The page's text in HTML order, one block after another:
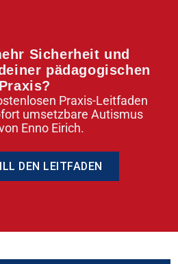
Sicherheit und
pädagogischen
Praxis?
Praxis-Leitfaden
umsetzbare Autismus
Enno Eirich.
DEN LEITFADEN